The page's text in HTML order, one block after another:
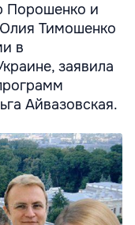
Порошенко и
Тимошенко
в
заявила
Айвазовская.